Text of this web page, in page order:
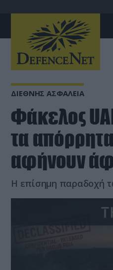
ΔΙΕΘΝΗΣ ΑΣΦΑΛΕΙΑ
Φάκελος
τα
αφήνουν
Η επίσημη παραδοχή